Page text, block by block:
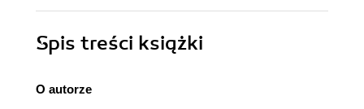
Spis treści książki
O autorze